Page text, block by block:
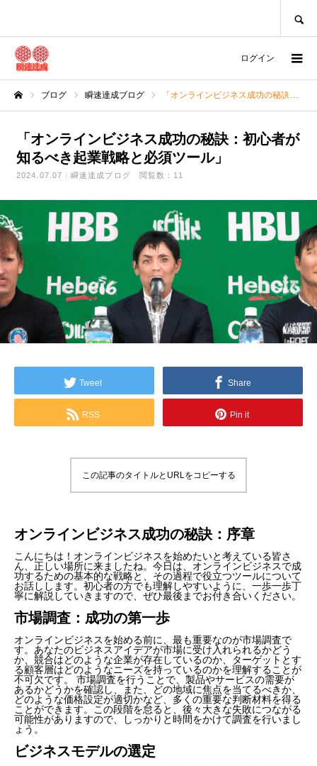
ログイン
ブログ 瞬速達成ブログ 「オンラインビジネス成功の秘訣：初心者が知るべき起業戦略と必須ツール」
「オンラインビジネス成功の秘訣：初心者が
知るべき起業戦略と必須ツール」
2024.07.07 瞬速達成ブログ 閲覧数：11
Tweet Share
RSS Pin it
この記事のタイトルとURLをコピーする
オンラインビジネス成功の秘訣：序章
こんにちは！オンラインビジネスを始めたいと考えている皆さ
ん、正しい場所に来ましたね。今日は、オンラインビジネスで成
功するための基本的な戦略と、その過程で役立つツールについて
お話しします。初心者の方でも理解しやすいように、一歩一歩丁
寧に解説していきますので、ぜひ最後までお付き合いください。
市場調査：成功の第一歩
オンラインビジネスを始める前に、最も重要なのが市場調査で
す。あなたのビジネスアイデアが市場に受け入れられるかどう
か、競合はどのような企業が存在しているのか、ターゲットとす
る顧客層はどのようなニーズを持っているのかを理解することが
不可欠です。 市場調査を行うことで、製品やサービスの需要が
あるかどうかを確認し、また、どの地域に焦点を当てるべきか、
どのような価格設定が適切かなど、多くの重要な判断材料を得る
ことができます。この段階を怠ると、後々大きな失敗につながる
可能性がありますので、しっかりと時間をかけて調査を行いまし
ょう。
ビジネスモデルの選定